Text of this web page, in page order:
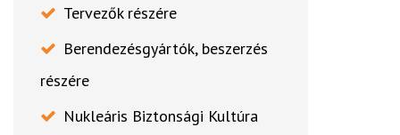
Tervezők részére
Berendezésgyártók, beszerzés
részére
Nukleáris Biztonsági Kultúra